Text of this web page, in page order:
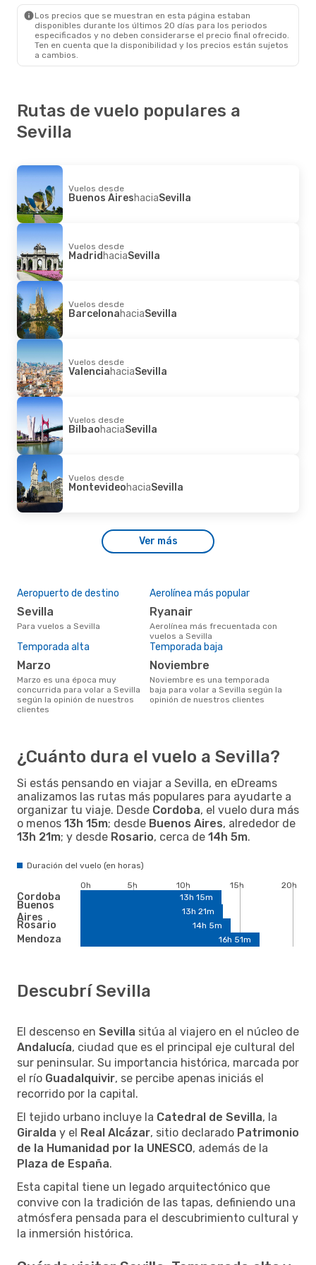
Los precios que se muestran en esta página estaban
disponibles durante los últimos 20 días para los periodos
especificados y no deben considerarse el precio final ofrecido.
Ten en cuenta que la disponibilidad y los precios están sujetos
a cambios.
Rutas de vuelo populares a
Sevilla
Vuelos desde
Buenos AireshaciaSevilla
Vuelos desde
MadridhaciaSevilla
Vuelos desde
BarcelonahaciaSevilla
Vuelos desde
ValenciahaciaSevilla
Vuelos desde
BilbaohaciaSevilla
Vuelos desde
MontevideohaciaSevilla
Ver más
Aeropuerto de destino
Sevilla
Para vuelos a Sevilla
Aerolínea más popular
Ryanair
Aerolínea más frecuentada con
vuelos a Sevilla
Temporada alta
marzo
marzo es una época muy
concurrida para volar a Sevilla
según la opinión de nuestros
clientes
Temporada baja
noviembre
noviembre es una temporada
baja para volar a Sevilla según la
opinión de nuestros clientes
¿Cuánto dura el vuelo a Sevilla?
Si estás pensando en viajar a Sevilla, en eDreams
analizamos las rutas más populares para ayudarte a
organizar tu viaje. Desde Cordoba, el vuelo dura más
o menos 13h 15m; desde Buenos Aires, alrededor de
13h 21m; y desde Rosario, cerca de 14h 5m.
Duración del vuelo (en horas)
Cordoba
Buenos
Aires
Rosario
Mendoza
0h 5h 10h 15h
20h
13h 15m
13h 21m
14h 5m
16h 51m
Descubrí Sevilla
El descenso en Sevilla sitúa al viajero en el núcleo de
Andalucía, ciudad que es el principal eje cultural del
sur peninsular. Su importancia histórica, marcada por
el río Guadalquivir, se percibe apenas iniciás el
recorrido por la capital.
El tejido urbano incluye la Catedral de Sevilla, la
Giralda y el Real Alcázar, sitio declarado Patrimonio
de la Humanidad por la UNESCO, además de la
Plaza de España.
Esta capital tiene un legado arquitectónico que
convive con la tradición de las tapas, definiendo una
atmósfera pensada para el descubrimiento cultural y
la inmersión histórica.